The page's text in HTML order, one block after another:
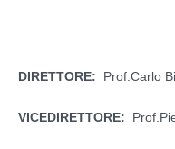
DIRETTORE: Prof.Carlo
VICEDIRETTORE: